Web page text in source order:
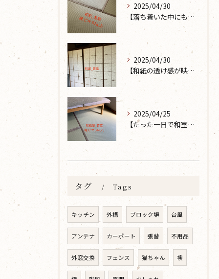
2025/04/30
【落ち着いた中にも華やかな雰囲気を】大分市で畳の表替えなら 張替本舗 金沢屋 坂ノ市店へ
2025/04/30
【和紙の透け感が映えるとても素敵な空間に】大分市で障子の張り替えなら 張替本舗 金沢屋 坂ノ市店へ
2025/04/25
【たった一日で和室が生まれ変わった話】畳の表替えなら 張替本舗 金沢屋 坂ノ市店へ
タグ Tags
キッチン 外構 ブロック塀 台風
アンテナ カーポート 張替 不用品
外窓交換 フェンス 猫ちゃん 襖